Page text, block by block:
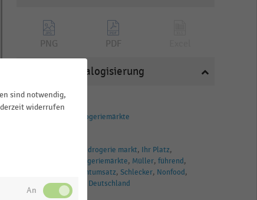
PNG PDF
Katalogisierung
BRANCHEN
Drogerien und Drogeriemärkte
dm-drogerie markt Ihr Platz
Drogeriemärkte Müller führend
Gesamtumsatz Schlecker Nonfood
Ranking Umsatz Deutschland
sind notwendig,
widerrufen